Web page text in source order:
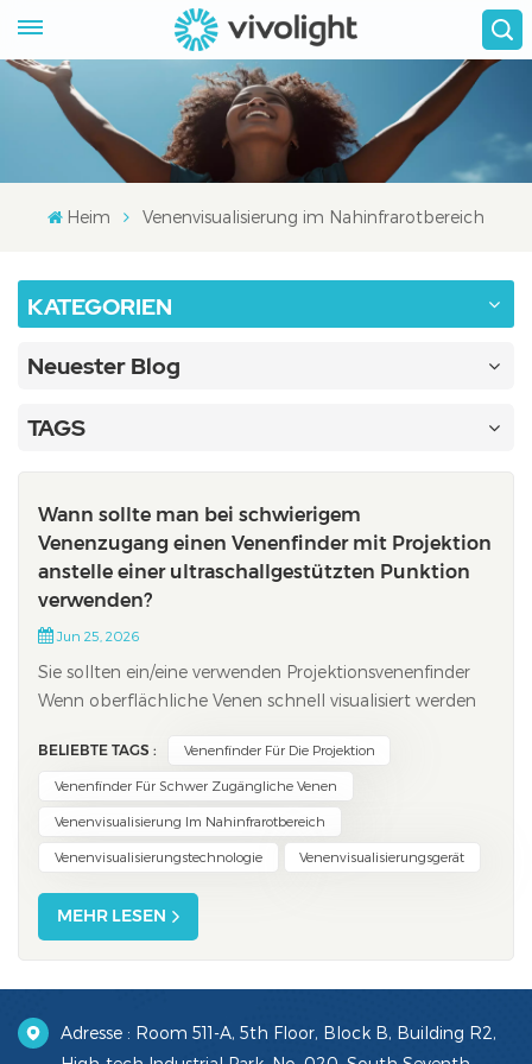
Heim Venenvisualisierung im Nahinfrarotbereich
KATEGORIEN
Neuester Blog
TAGS
Wann sollte man bei schwierigem
Venenzugang einen Venenfinder mit Projektion
anstelle einer ultraschallgestützten Punktion
verwenden?
Jun 25, 2026
Sie sollten ein/eine verwenden Projektionsvenenfinder
Wenn oberflächliche Venen schnell visualisiert werden
Anatomie, ist die Ultraschallführung von Vorteil. Sie
eignet sich besonders gut zur Lokalisierung tiefer
liegender Venen oder wenn in schwier...
BELIEBTE TAGS : Venenfinder Für Die Projektion
Venenfinder Für Schwer Zugängliche Venen
Venenvisualisierung Im Nahinfrarotbereich
Venenvisualisierungstechnologie Venenvisualisierungsgerät
MEHR LESEN
Adresse : Room 511-A, 5th Floor, Block B, Building R2,